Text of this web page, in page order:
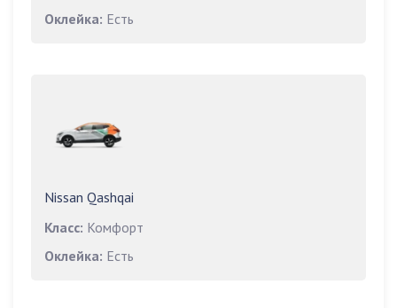
Оклейка: Есть
Nissan Qashqai
Класс: Комфорт
Оклейка: Есть